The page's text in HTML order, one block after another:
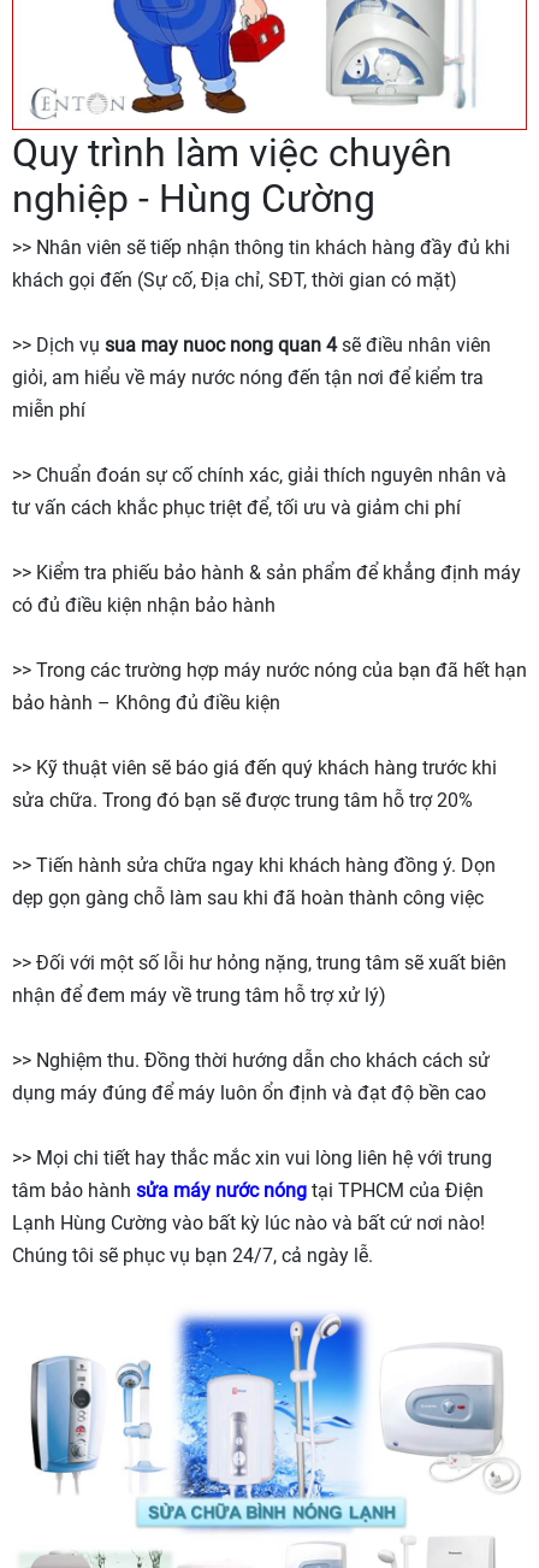
Quy trình làm việc chuyên
nghiệp - Hùng Cường
>> Nhân viên sẽ tiếp nhận thông tin khách hàng đầy đủ khi
khách gọi đến (Sự cố, Địa chỉ, SĐT, thời gian có mặt)
>> Dịch vụ sua may nuoc nong quan 4sẽ điều nhân viên
giỏi, am hiểu về máy nước nóng đến tận nơi để kiểm tra
miễn phí
>> Chuẩn đoán sự cố chính xác, giải thích nguyên nhân và
tư vấn cách khắc phục triệt để, tối ưu và giảm chi phí
>> Kiểm tra phiếu bảo hành & sản phẩm để khẳng định máy
có đủ điều kiện nhận bảo hành
>> Trong các trường hợp máy nước nóng của bạn đã hết hạn
bảo hành – Không đủ điều kiện
>> Kỹ thuật viên sẽ báo giá đến quý khách hàng trước khi
sửa chữa. Trong đó bạn sẽ được trung tâm hỗ trợ 20%
>> Tiến hành sửa chữa ngay khi khách hàng đồng ý. Dọn
dẹp gọn gàng chỗ làm sau khi đã hoàn thành công việc
>> Đối với một số lỗi hư hỏng nặng, trung tâm sẽ xuất biên
nhận để đem máy về trung tâm hỗ trợ xử lý)
>> Nghiệm thu. Đồng thời hướng dẫn cho khách cách sử
dụng máy đúng để máy luôn ổn định và đạt độ bền cao
>> Mọi chi tiết hay thắc mắc xin vui lòng liên hệ với trung
tâm bảo hành sửa máy nước nóng tại TPHCM của Điện
Lạnh Hùng Cường vào bất kỳ lúc nào và bất cứ nơi nào!
Chúng tôi sẽ phục vụ bạn 24/7, cả ngày lễ.